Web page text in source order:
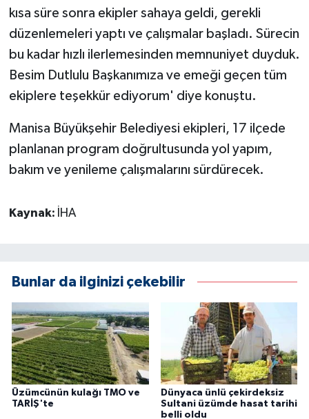
kısa süre sonra ekipler sahaya geldi, gerekli
düzenlemeleri yaptı ve çalışmalar başladı. Sürecin
bu kadar hızlı ilerlemesinden memnuniyet duyduk.
Besim Dutlulu Başkanımıza ve emeği geçen tüm
ekiplere teşekkür ediyorum' diye konuştu.
Manisa Büyükşehir Belediyesi ekipleri, 17 ilçede
planlanan program doğrultusunda yol yapım,
bakım ve yenileme çalışmalarını sürdürecek.
Kaynak: İHA
Bunlar da ilginizi çekebilir
Üzümcünün kulağı TMO ve
TARİŞ'te
Dünyaca ünlü çekirdeksiz
Sultani üzümde hasat tarihi
belli oldu